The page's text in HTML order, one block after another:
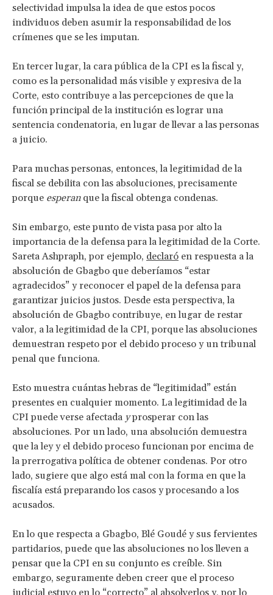
selectividad impulsa la idea de que estos pocos
individuos deben asumir la responsabilidad de los
crímenes que se les imputan.
En tercer lugar, la cara pública de la CPI es la fiscal y,
como es la personalidad más visible y expresiva de la
Corte, esto contribuye a las percepciones de que la
función principal de la institución es lograr una
sentencia condenatoria, en lugar de llevar a las personas
a juicio.
Para muchas personas, entonces, la legitimidad de la
fiscal se debilita con las absoluciones, precisamente
porque esperanque la fiscal obtenga condenas.
Sin embargo, este punto de vista pasa por alto la
importancia de la defensa para la legitimidad de la Corte.
Sareta Ashpraph, por ejemplo, declaró en respuesta a la
absolución de Gbagbo que deberíamos “estar
agradecidos” y reconocer el papel de la defensa para
garantizar juicios justos. Desde esta perspectiva, la
absolución de Gbagbo contribuye, en lugar de restar
valor, a la legitimidad de la CPI, porque las absoluciones
demuestran respeto por el debido proceso y un tribunal
penal que funciona.
Esto muestra cuántas hebras de “legitimidad” están
presentes en cualquier momento. La legitimidad de la
CPI puede verse afectada yprosperar con las
absoluciones. Por un lado, una absolución demuestra
que la ley y el debido proceso funcionan por encima de
la prerrogativa política de obtener condenas. Por otro
lado, sugiere que algo está mal con la forma en que la
fiscalía está preparando los casos y procesando a los
acusados.
En lo que respecta a Gbagbo, Blé Goudé y sus fervientes
partidarios, puede que las absoluciones no los lleven a
pensar que la CPI en su conjunto es creíble. Sin
embargo, seguramente deben creer que el proceso
judicial estuvo en lo “correcto” al absolverlos y, por lo